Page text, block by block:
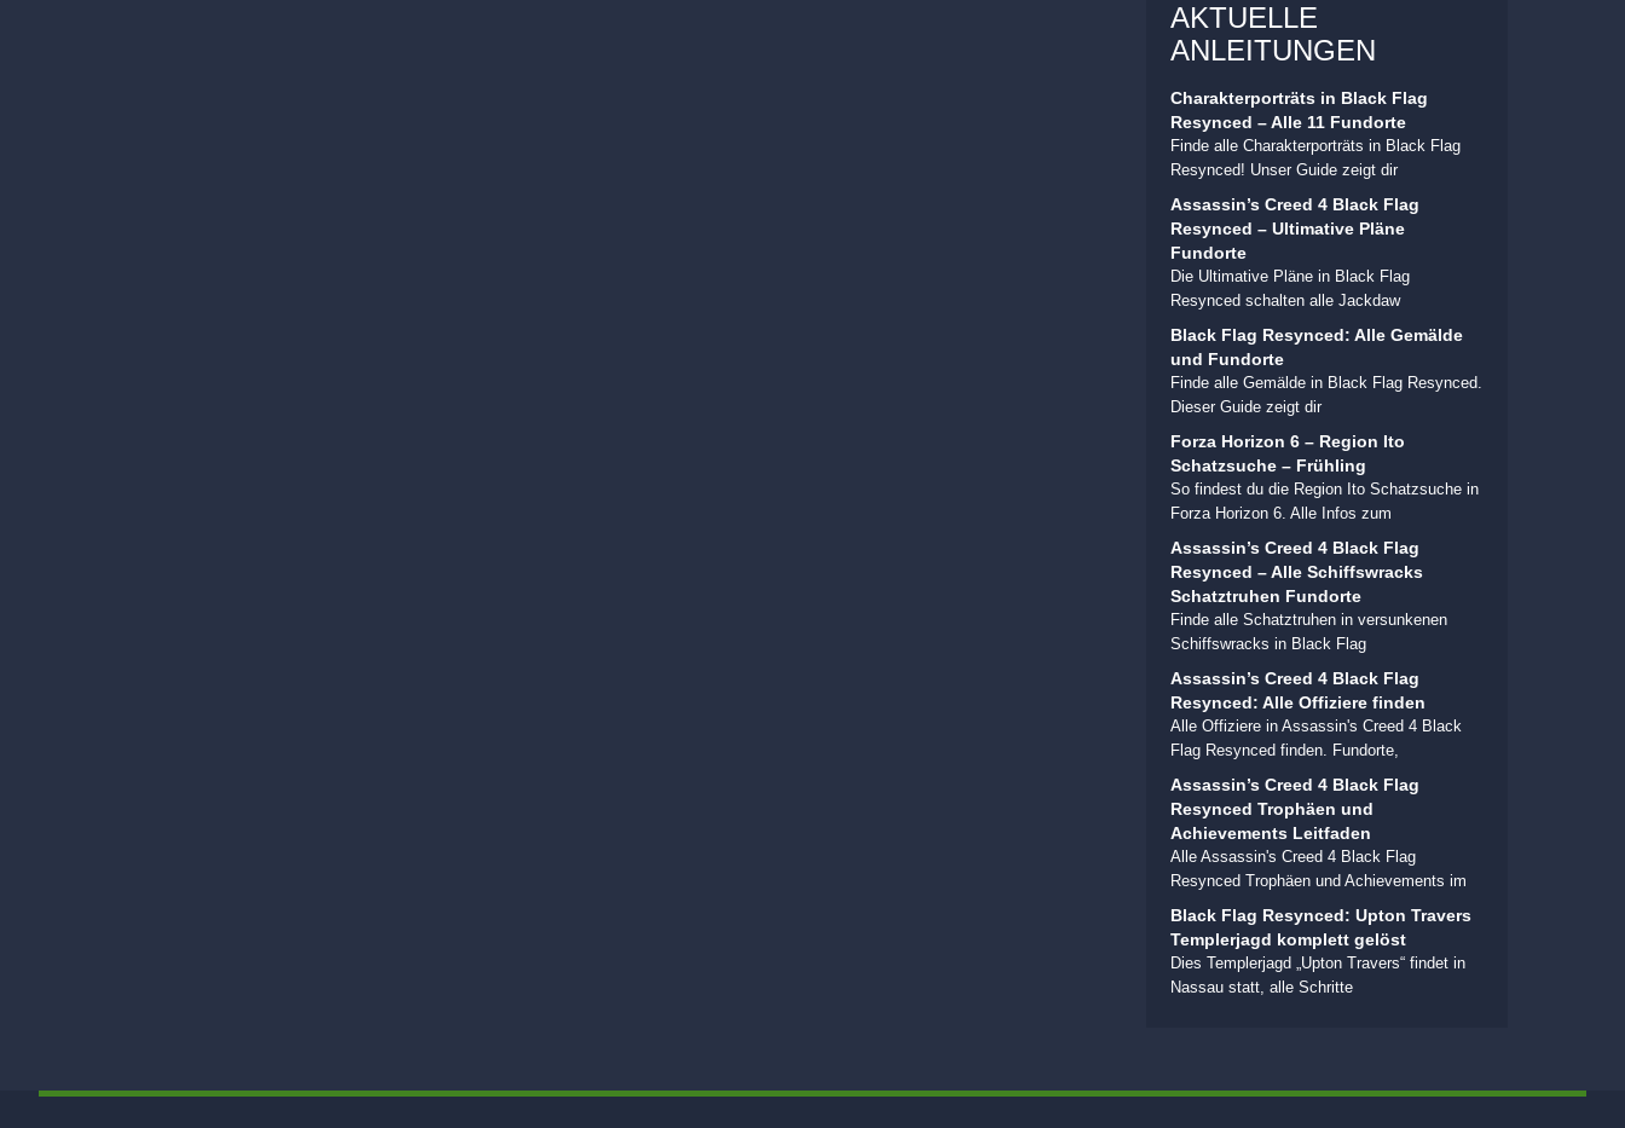
AKTUELLE
ANLEITUNGEN
Charakterporträts in Black Flag
Resynced – Alle 11 Fundorte
Finde alle Charakterporträts in Black Flag
Resynced! Unser Guide zeigt dir
Assassin’s Creed 4 Black Flag
Resynced – Ultimative Pläne
Fundorte
Die Ultimative Pläne in Black Flag
Resynced schalten alle Jackdaw
Black Flag Resynced: Alle Gemälde
und Fundorte
Finde alle Gemälde in Black Flag Resynced.
Dieser Guide zeigt dir
Forza Horizon 6 – Region Ito
Schatzsuche – Frühling
So findest du die Region Ito Schatzsuche in
Forza Horizon 6. Alle Infos zum
Assassin’s Creed 4 Black Flag
Resynced – Alle Schiffswracks
Schatztruhen Fundorte
Finde alle Schatztruhen in versunkenen
Schiffswracks in Black Flag
Assassin’s Creed 4 Black Flag
Resynced: Alle Offiziere finden
Alle Offiziere in Assassin's Creed 4 Black
Flag Resynced finden. Fundorte,
Assassin’s Creed 4 Black Flag
Resynced Trophäen und
Achievements Leitfaden
Alle Assassin's Creed 4 Black Flag
Resynced Trophäen und Achievements im
Black Flag Resynced: Upton Travers
Templerjagd komplett gelöst
Dies Templerjagd „Upton Travers“ findet in
Nassau statt, alle Schritte